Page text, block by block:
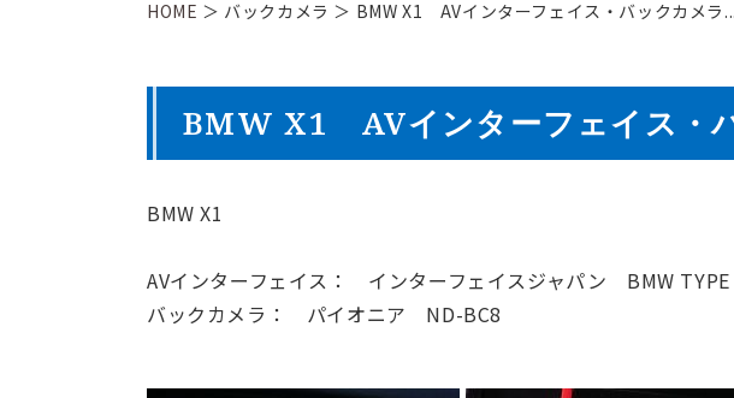
HOME ＞ バックカメラ ＞ BMW X1 AVインターフェイス・バックカメラ...
BMW X1 AVインターフェイス・
BMW X1
AVインターフェイス： インターフェイスジャパン BMW
バックカメラ： パイオニア ND-BC8